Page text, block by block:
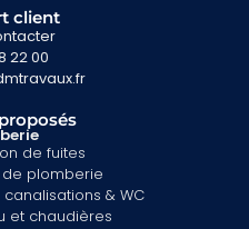
client
22 00
de fuites
de plomberie
& WC
et chaudières